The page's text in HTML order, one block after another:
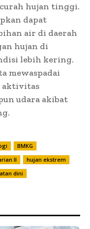
hujan tinggi.
dapat
air di daerah
hujan di
lebih kering.
mewaspadai
aktivitas
udara akibat
BMKG
II
hujan ekstrem
dini